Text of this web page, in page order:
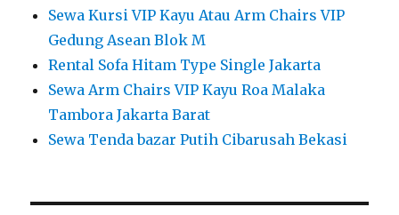
Sewa Kursi VIP Kayu Atau Arm Chairs VIP
Gedung Asean Blok M
Rental Sofa Hitam Type Single Jakarta
Sewa Arm Chairs VIP Kayu Roa Malaka
Tambora Jakarta Barat
Sewa Tenda bazar Putih Cibarusah Bekasi